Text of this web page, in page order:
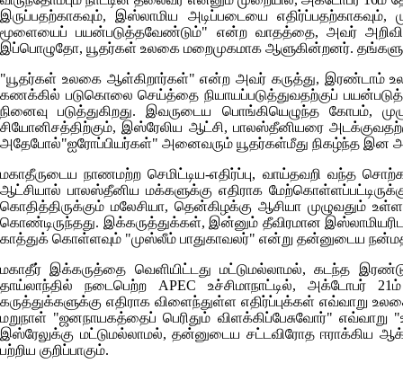
இருப்பதற்காகவும், இஸ்லாமிய அடிப்படையை
மூளையைப் பயன்படுத்தவேண்டும்" என்ற வாதத்தை, அவர்
இப்பொழுதோ, யூதர்கள் உலகை மறைமுகமாக ஆளுகின்றனர்.
"யூதர்கள் உலகை ஆள்கிறார்கள்" என்ற அவர் கருத்து, இரண்டாம்
கணக்கில் படுகொலை செய்த்தை நியாயப்படுத்துவதற்குப்
நினைவு படுத்துகிறது. இவருடைய பொங்கியெழுந்த
சியோனிசத்திற்கும், இஸ்ரேலிய ஆட்சி, பாலஸ்தீனியரை
அதேபோல்"ஐரோப்பியர்கள்" அனைவரும் யூதர்கள்மீது நிகழ்ந்த இன
மகாதீருடைய நாணமற்ற செமிட்டிய-எதிர்ப்பு, வாய்தவறி வந்த
ஆட்சியால் பாலஸ்தீனிய மக்களுக்கு எதிராக
கொதித்திருக்கும் மலேசியா, தென்கிழக்கு ஆசியா முழுவதும்
கொண்டிருந்தது. இக்கருத்துக்கள், இன்னும் தீவிரமான
காத்துக் கொள்ளவும் "முஸ்லீம் பாதுகாவலர்" என்று தன்னுடைய
மகாதீர் இக்கருத்தை வெளியிட்டது மட்டுமல்லாமல், கடந்த இரண்டு
தாய்லாந்தில் நடைபெற்ற APEC உச்சிமாநாட்டில், அக்டோபர்
கருத்துக்களுக்கு எதிராக விளைந்துள்ள எதிர்ப்புக்கள் எவ்வாறு
மறுநாள் "ஜனநாயகத்தைப் பெரிதும் விளக்கிப்பேசுவோர்"
இஸ்ரேலுக்கு மட்டுமல்லாமல், தன்னுடைய சட்டவிரோத ஈராக்கிய
பற்றிய குறிப்பாகும்.